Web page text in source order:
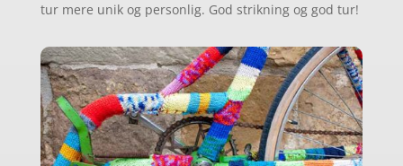
tur mere unik og personlig. God strikning og god tur!